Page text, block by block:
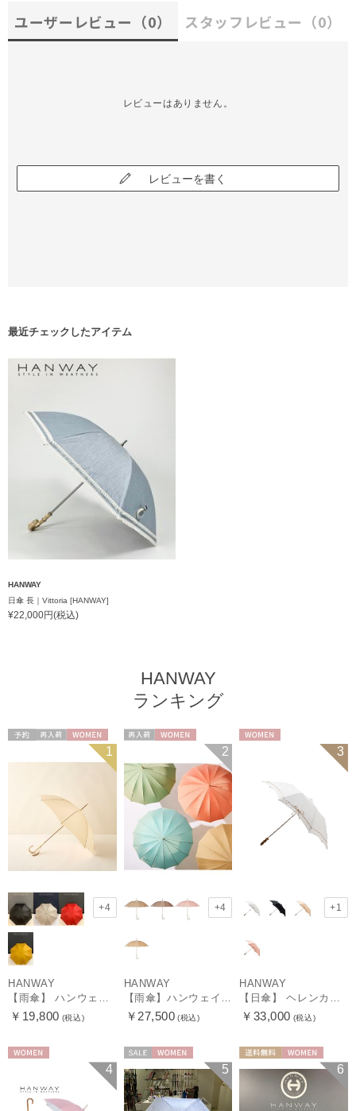
ユーザーレビュー （0） スタッフレビュー （0）
レビューはありません。
レビューを書く
最近チェックしたアイテム
HANWAY
日傘 長｜Vittoria [HANWAY]
¥22,000円(税込)
HANWAY
ランキング
WOMEN 1
+4
HANWAY
【雨傘】 ハンウェイ （HANWAY） Couturier クチュリエ 長傘 日本製
￥19,800 (税込)
2
+4
HANWAY
【雨傘】ハンウェイ （HANWAY ）真田耳（サナダミミ）長傘 日本製 カーボン骨
￥27,500 (税込)
3
+1
HANWAY
【日傘】 ヘレンカミンスキー（HELEN KAMINSKI） X ハンウェイ (HANWAY) コラボ プロヴァンスタイプ 麻無地 ラフィアコード 折りたたみ傘 曲がり手元 純パラソル
￥33,000 (税込)
4 5 6